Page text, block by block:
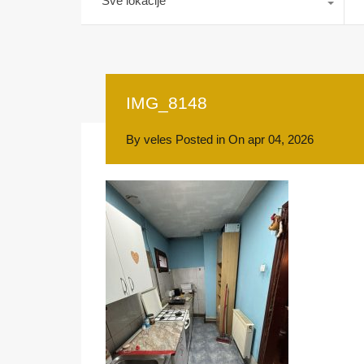
IMG_8148
By veles Posted in On apr 04, 2026